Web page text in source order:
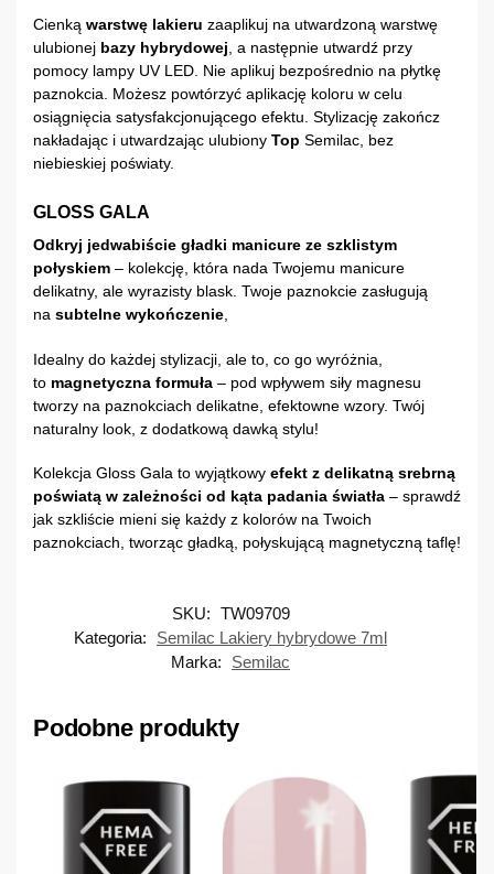
Cienką warstwę lakieru zaaplikuj na utwardzoną warstwę
ulubionej bazy hybrydowej , a następnie utwardź przy
pomocy lampy UV LED. Nie aplikuj bezpośrednio na płytkę
paznokcia. Możesz powtórzyć aplikację koloru w celu
osiągnięcia satysfakcjonującego efektu. Stylizację zakończ
nakładając i utwardzając ulubiony Top Semilac, bez
niebieskiej poświaty.
GLOSS GALA
Odkryj jedwabiście gładki manicure ze szklistym
połyskiem – kolekcję, która nada Twojemu manicure
delikatny, ale wyrazisty blask. Twoje paznokcie zasługują
na subtelne wykończenie
Idealny do każdej stylizacji, ale to, co go wyróżnia,
to magnetyczna formuła – pod wpływem siły magnesu
tworzy na paznokciach delikatne, efektowne wzory. Twój
naturalny look, z dodatkową dawką stylu!
Kolekcja Gloss Gala to wyjątkowy efekt z delikatną srebrną
poświatą w zależności od kąta padania światła – sprawdź
jak szkliście mieni się każdy z kolorów na Twoich
paznokciach, tworząc gładką, połyskującą magnetyczną taflę!
SKU: TW09709
Kategoria:
Semilac Lakiery hybrydowe 7ml
Marka:
Semilac
Podobne produkty